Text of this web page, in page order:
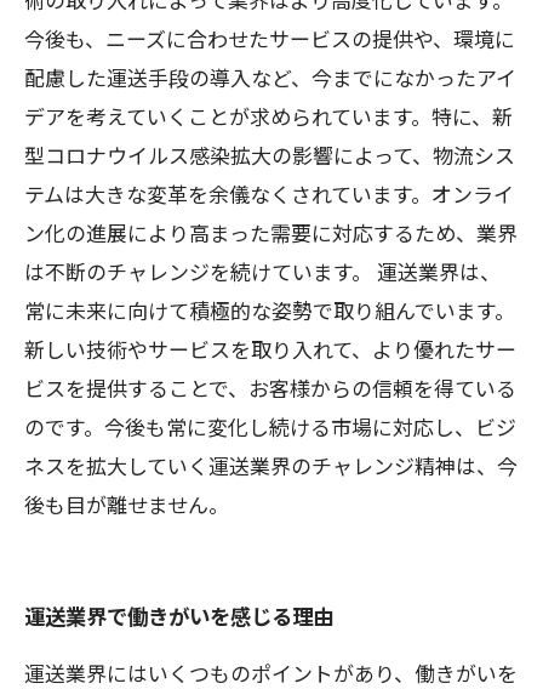
今後も、ニーズに合わせたサービスの提供や、環境に
配慮した運送手段の導入など、今までになかったアイ
デアを考えていくことが求められています。特に、新
型コロナウイルス感染拡大の影響によって、物流シス
テムは大きな変革を余儀なくされています。オンライ
ン化の進展により高まった需要に対応するため、業界
は不断のチャレンジを続けています。 運送業界は、
常に未来に向けて積極的な姿勢で取り組んでいます。
新しい技術やサービスを取り入れて、より優れたサー
ビスを提供することで、お客様からの信頼を得ている
のです。今後も常に変化し続ける市場に対応し、ビジ
ネスを拡大していく運送業界のチャレンジ精神は、今
後も目が離せません。
運送業界で働きがいを感じる理由
運送業界にはいくつものポイントがあり、働きがいを